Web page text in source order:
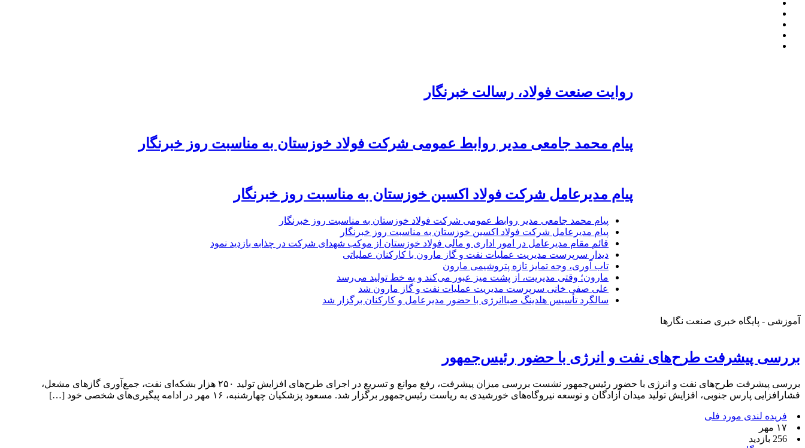
روایت صنعت فولاد،‌ رسالت خبرنگار
پیام محمد جامعی مدیر روابط عمومی شرکت فولاد خوزستان به مناسبت روز خبرنگار
پیام مدیرعامل شرکت فولاد اکسین خوزستان به مناسبت روز خبرنگار
پیام محمد جامعی مدیر روابط عمومی شرکت فولاد خوزستان به مناسبت روز خبرنگار
پیام مدیرعامل شرکت فولاد اکسین خوزستان به مناسبت روز خبرنگار
قائم مقام مدیرعامل در امور اداری و مالی فولاد خوزستان از موکب شهدای شرکت در چذابه بازدید نمود
دیدار سرپرست مدیریت عملیات نفت و گاز مارون با کارکنان عملیاتی
تاب آوری، وجه تمایز تازه پتروشیمی مارون
مارون؛ وقتی مدیریت، از پشت میز عبور می‌کند و به خط تولید می‌رسد
علی صفی خانی سرپرست مدیریت عملیات نفت و گاز مارون شد
سالگرد تأسیس هلدینگ صباانرژی با حضور مدیرعامل و کارکنان برگزار شد
آموزشی - پایگاه خبری صنعت نگارها
بررسی پیشرفت طرح‌های نفت و انرژی با حضور رئیس‌جمهور
بررسی پیشرفت طرح‌های نفت و انرژی با حضور رئیس‌جمهور نشست بررسی میزان پیشرفت، رفع موانع و تسریع در اجرای طرح‌های افزایش تولید ۲۵۰ هزار بشکه‌ای نفت، جمع‌آوری گازهای مشعل،
فشارافزایی پارس جنوبی، افزایش تولید میدان آزادگان و توسعه نیروگاه‌های خورشیدی به ریاست رئیس‌جمهور برگزار شد. مسعود پزشکیان چهارشنبه، ۱۶ مهر در ادامه پیگیری‌های شخصی خود […]
فریده لندی مورد فلی
۱۷ مهر
256 بازدید